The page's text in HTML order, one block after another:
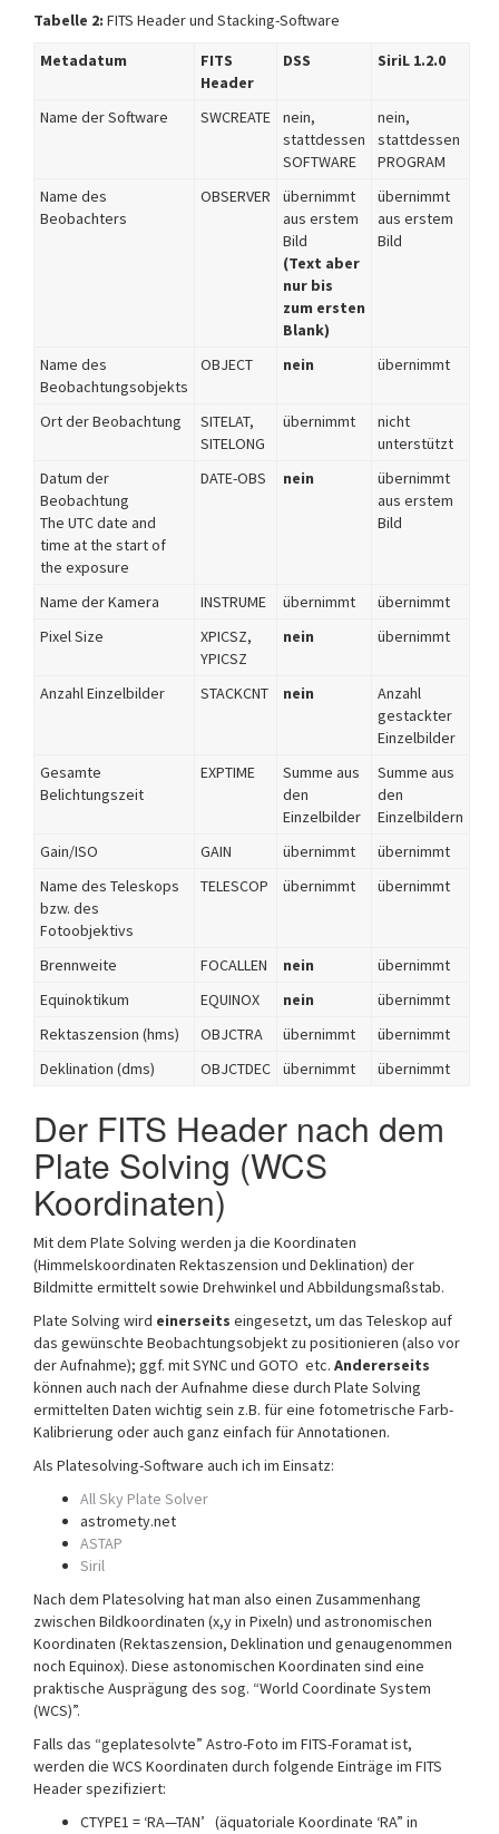
Tabelle 2: FITS Header und Stacking-Software
Metadatum
FITS
Header
DSS SiriL 1.2.0
Name der Software SWCREATE
nein,
stattdessen
SOFTWARE
nein,
stattdessen
PROGRAM
Name des
Beobachters
OBSERVER
übernimmt
aus erstem
Bild
(Text aber
nur bis
zum ersten
Blank)
übernimmt
aus erstem
Bild
Name des
Beobachtungsobjekts
OBJECT nein übernimmt
Ort der Beobachtung
SITELAT,
SITELONG
übernimmt
nicht
unterstützt
Datum der
Beobachtung
The UTC date and
time at the start of
the exposure
DATE-OBS nein
übernimmt
aus erstem
Bild
Name der Kamera INSTRUME übernimmt
übernimmt
Pixel Size
XPICSZ,
YPICSZ
nein übernimmt
Anzahl Einzelbilder STACKCNT nein
Anzahl
gestackter
Einzelbilder
Gesamte
Belichtungszeit
EXPTIME
Summe aus
den
Einzelbilder
Summe aus
den
Einzelbildern
Gain/ISO
GAIN übernimmt
übernimmt
Name des Teleskops
bzw. des
Fotoobjektivs
TELESCOP übernimmt übernimmt
Brennweite FOCALLEN nein
übernimmt
Equinoktikum
EQUINOX nein
übernimmt
Rektaszension (hms)
OBJCTRA übernimmt
übernimmt
Deklination (dms)
OBJCTDEC übernimmt übernimmt
Der FITS Header nach dem
Plate Solving (WCS
Koordinaten)
Mit dem Plate Solving werden ja die Koordinaten
(Himmelskoordinaten Rektaszension und Deklination) der
Bildmitte ermittelt sowie Drehwinkel und Abbildungsmaßstab.
Plate Solving wird einerseits eingesetzt, um das Teleskop auf
das gewünschte Beobachtungsobjekt zu positionieren (also vor
der Aufnahme); ggf. mit SYNC und GOTO etc. Andererseits
können auch nach der Aufnahme diese durch Plate Solving
ermittelten Daten wichtig sein z.B. für eine fotometrische Farb-
Kalibrierung oder auch ganz einfach für Annotationen.
Als Platesolving-Software auch ich im Einsatz:
All Sky Plate Solver
astromety.net
ASTAP
Siril
Nach dem Platesolving hat man also einen Zusammenhang
zwischen Bildkoordinaten (x,y in Pixeln) und astronomischen
Koordinaten (Rektaszension, Deklination und genaugenommen
noch Equinox). Diese astonomischen Koordinaten sind eine
praktische Ausprägung des sog. “World Coordinate System
(WCS)”.
Falls das “geplatesolvte” Astro-Foto im FITS-Foramat ist,
werden die WCS Koordinaten durch folgende Einträge im FITS
Header spezifiziert:
CTYPE1 = ‘RA—TAN’ (äquatoriale Koordinate ‘RA” in